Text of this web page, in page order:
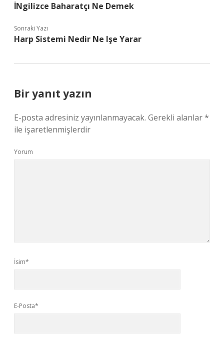
İNgilizce Baharatçı Ne Demek
Sonraki Yazı
Harp Sistemi Nedir Ne Işe Yarar
Bir yanıt yazın
E-posta adresiniz yayınlanmayacak. Gerekli alanlar*
ile işaretlenmişlerdir
Yorum
İsim*
E-Posta*